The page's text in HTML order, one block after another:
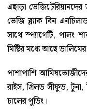
এছাড়া
ভেজি ব্ল্যাক বিন
সাথে স্প্যাগেটি, পালং
মিষ্টির মধ্যে আছে
পাশাপাশি
রাইস, গ্রিলড সীফুড, টুনা,
চালের পুডিং।